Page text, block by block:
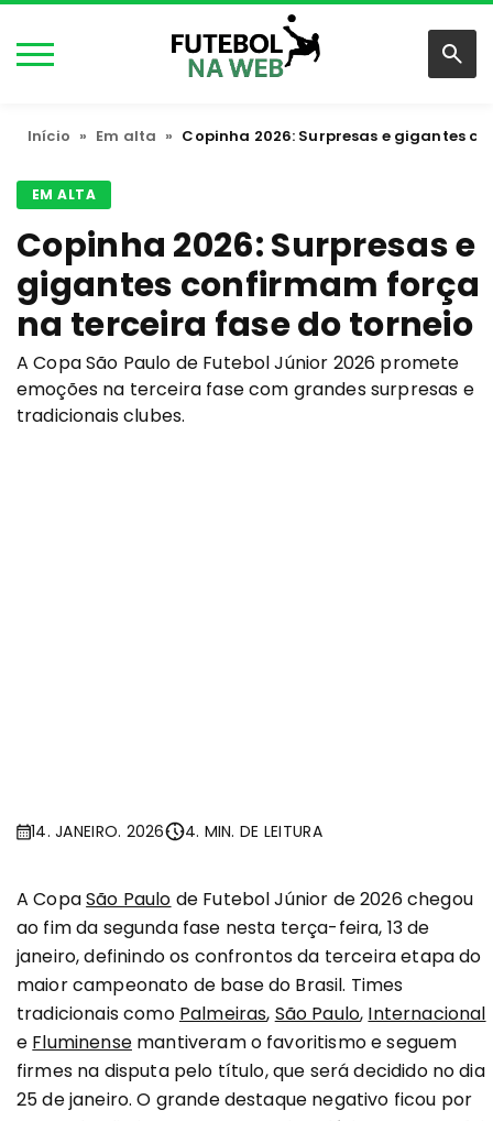
Início » Em alta » Copinha 2026: Surpresas e gigantes
EM ALTA
Copinha 2026: Surpresas e
gigantes confirmam força
na terceira fase do torneio
A Copa São Paulo de Futebol Júnior 2026 promete
emoções na terceira fase com grandes surpresas e
tradicionais clubes.
14. JANEIRO. 2026 4. MIN. DE LEITURA
A CopaSão Paulo de Futebol Júnior de 2026 chegou
ao fim da segunda fase nesta terça-feira, 13 de
janeiro, definindo os confrontos da terceira etapa do
maior campeonato de base do Brasil. Times
tradicionais como Palmeiras, São Paulo, Internacional
e Fluminensemantiveram o favoritismo e seguem
firmes na disputa pelo título, que será decidido no dia
25 de janeiro. O grande destaque negativo ficou por